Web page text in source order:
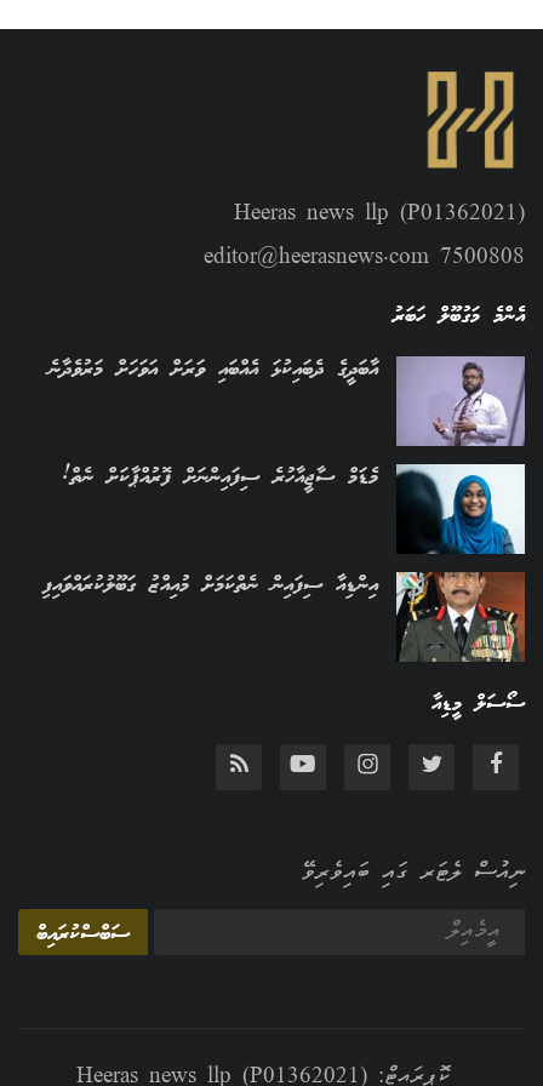
Heeras news llp (P01362021)
editor@heerasnews.com 7500808
އެންމެ މަގުބޫލް ހަބަރު
އާބަދީގެ ދެބައިކުޅަ އެއްބައި ވަރަށް އަވަހަށް މަރުވެދާނެ
މެޑަމް ސާޖީއާހުރެ ސިފައިންނަށް ފޮރުއްޕާކަށް ނެތް!
އިންޑިއާ ސިފައިން ނެތްކަމަށް މުއިއްޒު ގަބޫލުކުރައްވައިފި
ސޯސަލް މީޑިއާ
ނިއުސް ލެޓަރ ގައި ބައިވެރިވޭ
ސަބްސްކުރައިބް
ކޮޕީރައިޓް: Heeras news llp (P01362021)